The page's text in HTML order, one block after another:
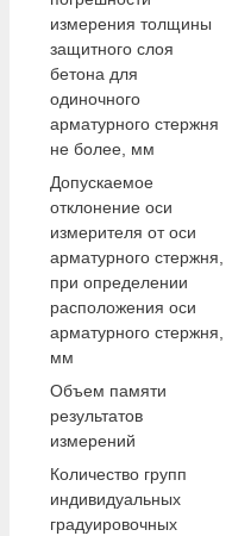
измерения толщины
защитного слоя
бетона для
одиночного
арматурного стержня
не более, мм
Допускаемое
отклонение оси
измерителя от оси
арматурного стержня,
при определении
расположения оси
арматурного стержня,
мм
Объем памяти
результатов
измерений
Количество групп
индивидуальных
градуировочных